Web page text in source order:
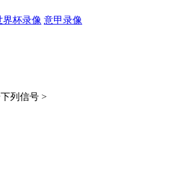
界杯录像 意甲录像
列信号 >